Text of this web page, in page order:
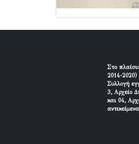
Στο
2014-2020)
Συλλογή
3, Αρχείο
και 04,